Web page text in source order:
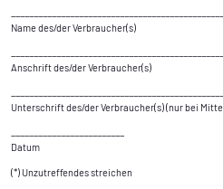
Name des/der Verbraucher(s)
Anschrift des/der Verbraucher(s)
Unterschrift des/der Verbraucher(s) (nur bei
Datum
(*) Unzutreffendes streichen